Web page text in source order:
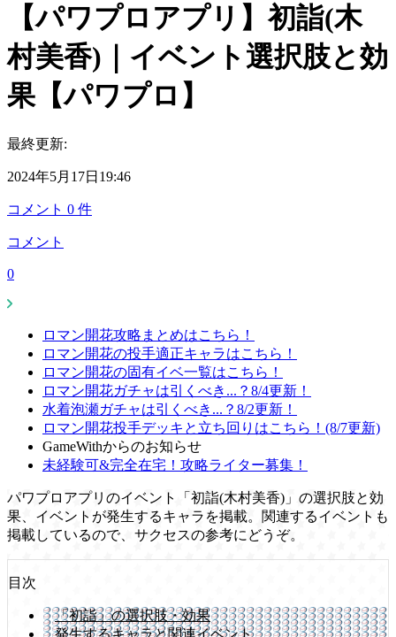
【パワプロアプリ】初詣(木
村美香)｜イベント選択肢と効
果【パワプロ】
最終更新:
2024年5月17日19:46
コメント 0 件
コメント
0
ロマン開花攻略まとめはこちら！
ロマン開花の投手適正キャラはこちら！
ロマン開花の固有イベ一覧はこちら！
ロマン開花ガチャは引くべき...？8/4更新！
水着泡瀬ガチャは引くべき...？8/2更新！
ロマン開花投手デッキと立ち回りはこちら！(8/7更新)
GameWithからのお知らせ
未経験可&完全在宅！攻略ライター募集！
パワプロアプリのイベント「初詣(木村美香)」の選択肢と効
果、イベントが発生するキャラを掲載。関連するイベントも
掲載しているので、サクセスの参考にどうぞ。
目次
「初詣」の選択肢・効果
発生するキャラと関連イベント